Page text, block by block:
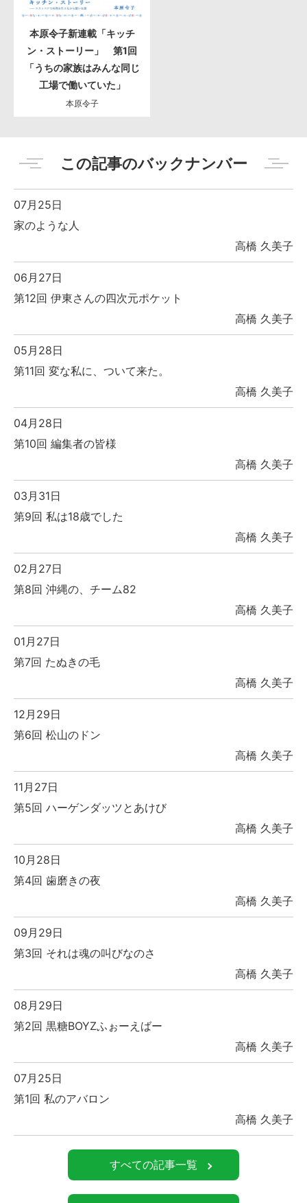
本原令子新連載「キッチ
ン・ストーリー」 第1回
「うちの家族はみんな同じ
工場で働いていた」
本原令子
この記事のバックナンバー
07月25日
家のような人
高橋 久美子
06月27日
第12回 伊東さんの四次元ポケット
高橋 久美子
05月28日
第11回 変な私に、ついて来た。
高橋 久美子
04月28日
第10回 編集者の皆様
高橋 久美子
03月31日
第9回 私は18歳でした
高橋 久美子
02月27日
第8回 沖縄の、チーム82
高橋 久美子
01月27日
第7回 たぬきの毛
高橋 久美子
12月29日
第6回 松山のドン
高橋 久美子
11月27日
第5回 ハーゲンダッツとあけび
高橋 久美子
10月28日
第4回 歯磨きの夜
高橋 久美子
09月29日
第3回 それは魂の叫びなのさ
高橋 久美子
08月29日
第2回 黒糖BOYZふぉーえばー
高橋 久美子
07月25日
第1回 私のアバロン
高橋 久美子
すべての記事一覧